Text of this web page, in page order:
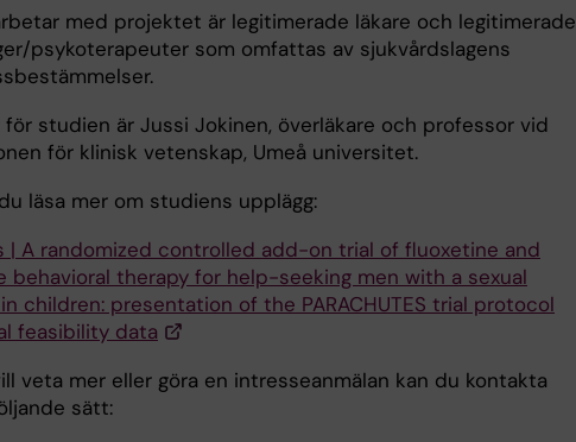
med projektet är legitimerade läkare och legitimerade
psykoterapeuter som omfattas av sjukvårdslagens
för studien är Jussi Jokinen, överläkare och professor vid
för klinisk vetenskap, Umeå universitet.
läsa mer om studiens upplägg:
| A randomized controlled add-on trial of fluoxetine and
behavioral therapy for help-seeking men with a sexual
children: presentation of the PARACHUTES trial protocol
feasibility data
veta mer eller göra en intresseanmälan kan du kontakta
sätt: